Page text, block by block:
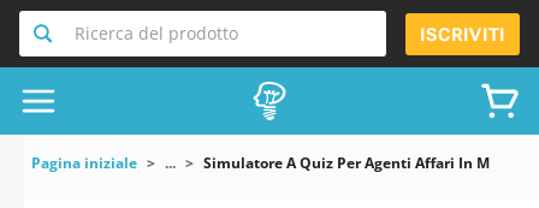
Ricerca del prodotto ISCRIVITI
Pagina iniziale ... Simulatore A Quiz Per Agenti Affari In